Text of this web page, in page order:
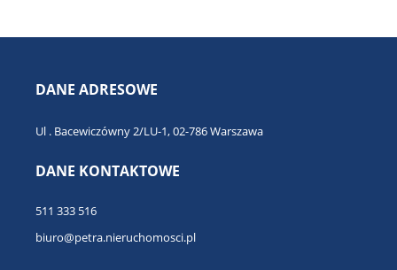
DANE ADRESOWE
Ul . Bacewiczówny 2/LU-1, 02-786 Warszawa
DANE KONTAKTOWE
511 333 516
biuro@petra.nieruchomosci.pl